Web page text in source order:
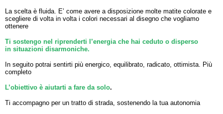
La scelta è fluida. E’ come avere a disposizione molte matite colorate e
scegliere di volta in volta i colori necessari al disegno che vogliamo
ottenere
Ti sostengo nel riprenderti l’energia che hai ceduto o disperso
in situazioni disarmoniche.
In seguito potrai sentirti più energico, equilibrato, radicato, ottimista. Più
completo
L’obiettivo è aiutarti a fare da solo.
Ti accompagno per un tratto di strada, sostenendo la tua autonomia